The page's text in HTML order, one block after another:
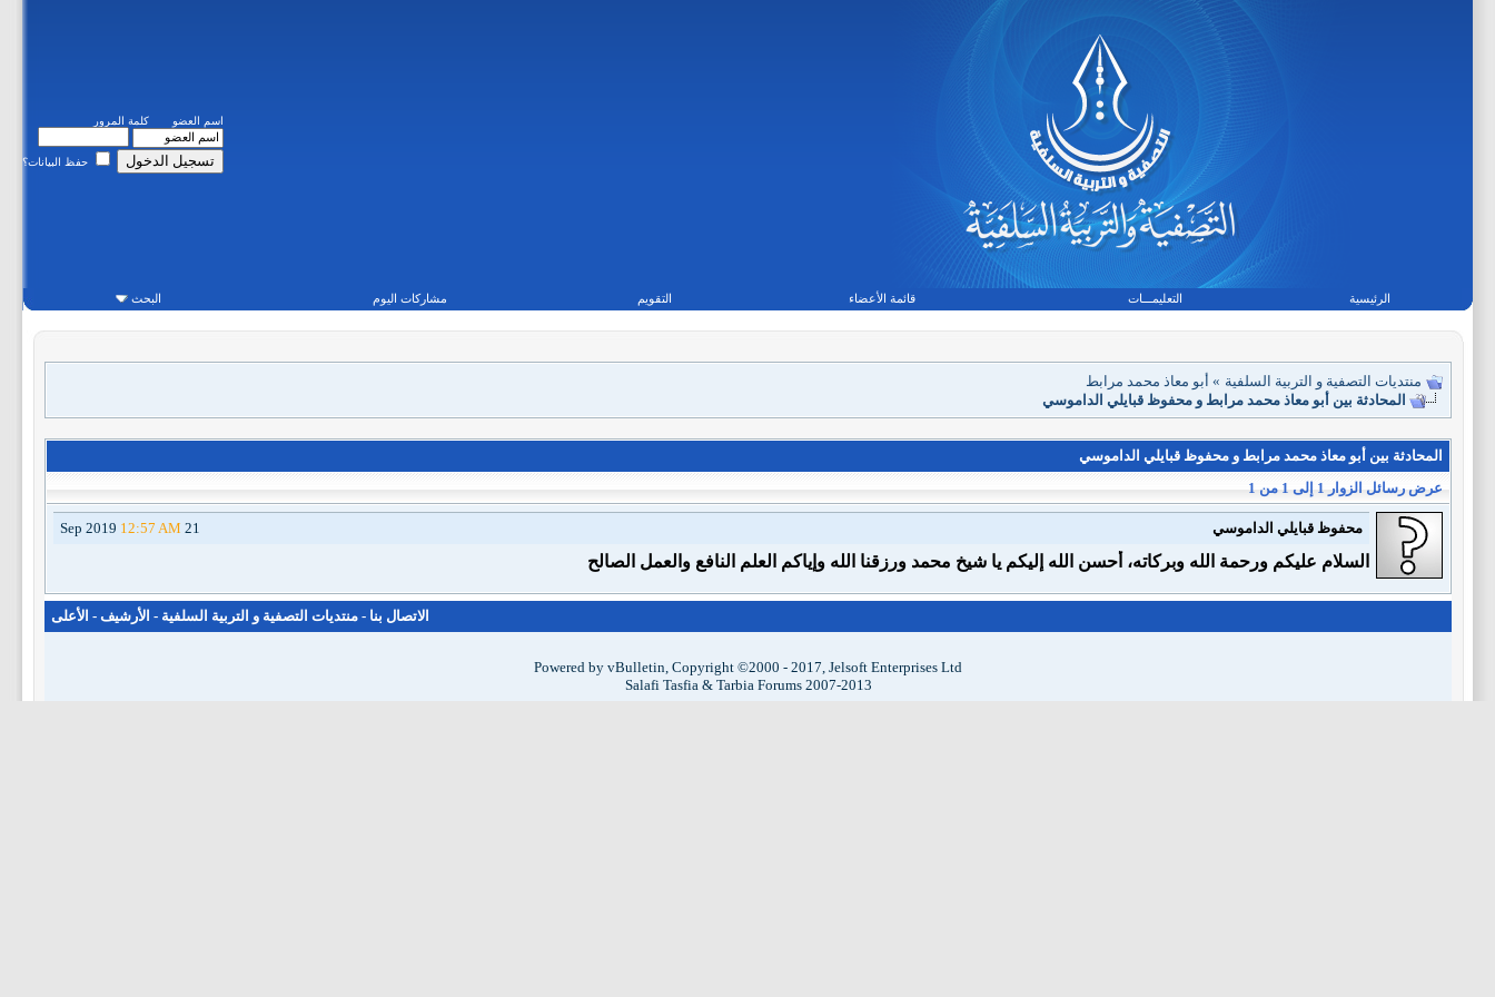
اسم العضو كلمة المرور
حفظ البيانات؟
الرئيسية التعليمـــات قائمة الأعضاء التقويم مشاركات اليوم البحث
منتديات التصفية و التربية السلفية » أبو معاذ محمد مرابط
المحادثة بين أبو معاذ محمد مرابط و محفوظ قبايلي الداموسي
المحادثة بين أبو معاذ محمد مرابط و محفوظ قبايلي الداموسي
عرض رسائل الزوار 1 إلى
1 من 1
21 Sep 2019
12:57 AM محفوظ قبايلي الداموسي
السلام عليكم ورحمة الله وبركاته، أحسن الله إليكم يا شيخ محمد ورزقنا الله وإياكم العلم النافع والعمل الصالح
الاتصال بنا - منتديات التصفية و التربية السلفية - الأرشيف - الأعلى
Powered by vBulletin, Copyright ©2000 - 2017, Jelsoft Enterprises Ltd
Salafi Tasfia & Tarbia Forums 2007-2013